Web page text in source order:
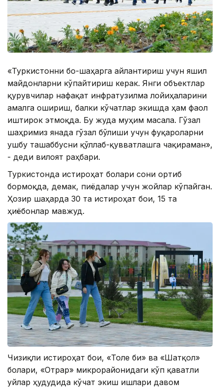
«Туркистонни боғ-шаҳарга айлантириш учун яшил
майдонларни кўпайтириш керак. Янги объектлар
қурувчилар нафақат инфратузилма лойиҳаларини
амалга ошириш, балки кўчатлар экишда ҳам фаол
иштирок этмоқда. Бу жуда муҳим масала. Гўзал
шаҳримиз янада гўзал бўлиши учун фуқароларни
ушбу ташаббусни қўллаб-қувватлашга чақираман»,
- деди вилоят раҳбари.
Туркистонда истироҳат боғлари сони ортиб
бормоқда, демак, пиёдалар учун жойлар кўпайган.
Ҳозир шаҳарда 30 та истироҳат боғи, 15 та
ҳиёбонлар мавжуд.
Чизиқли истироҳат боғи, «Толе би» ва «Шатқол»
боғлари, «Отрар» микрорайонидаги кўп қаватли
уйлар ҳудудида кўчат экиш ишлари давом